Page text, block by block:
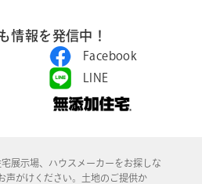
情報を発信中！
Facebook
LINE
展示場、ハウスメーカーをお探しな
声がけください。土地のご提供か